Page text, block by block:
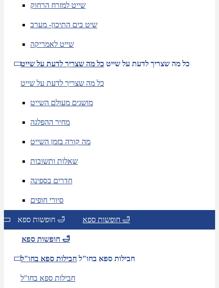
שייט למזרח הרחוק
שיט בים התיכון- מערב
שייט לאמריקה
כל מה שצריך לדעת על שייט כל מה שצריך לדעת על שייט
כל מה שצריך לדעת על שייט
מושגים מעולם השייט
מחיר ההפלגה
מה קורה בזמן השייט
שאלות ותשובות
חדרים בספינה
סיורי חופים
חופשות ספא 🛁 חופשות ספא 🛁
חופשות ספא 🛁
חבילות ספא בחו"ל חבילות ספא בחו"ל
חבילות ספא בחו"ל